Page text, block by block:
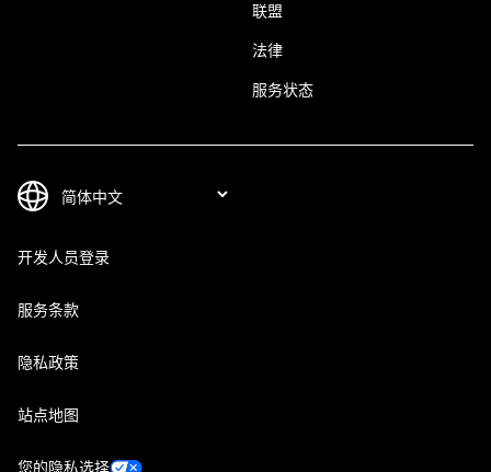
联盟
法律
服务状态
开发人员登录
服务条款
隐私政策
站点地图
您的隐私选择